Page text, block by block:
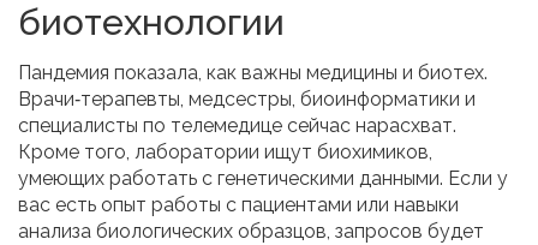
биотехнологии
Пандемия показала, как важны медицины и биотех.
Врачи‑терапевты, медсестры, биоинформатики и
специалисты по телемедицe сейчас нарасхват.
Кроме того, лаборатории ищут биохимиков,
умеющих работать с генетическими данными. Если у
вас есть опыт работы с пациентами или навыки
анализа биологических образцов, запросов будет